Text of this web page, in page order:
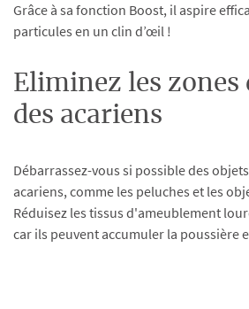
​Grâce à sa fonction Boost, il aspire
particules en un clin d’œil !​
Eliminez les zones
des acariens
Débarrassez-vous si possible des
acariens, comme les peluches et les
Réduisez les tissus d'ameublement
car ils peuvent accumuler la poussière